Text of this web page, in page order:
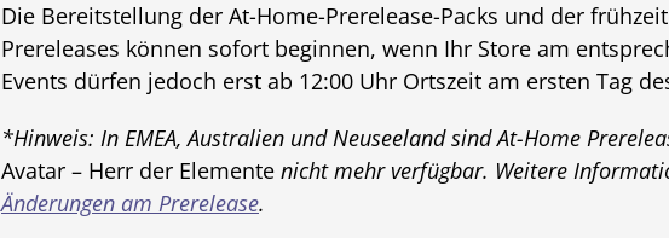
Die Bereitstellung der At-Home-Prerelease-Packs und der
Prereleases können sofort beginnen, wenn Ihr Store am
Events dürfen jedoch erst ab 12:00 Uhr Ortszeit am ersten Tag
*Hinweis: In EMEA, Australien und Neuseeland sind At-Home
Avatar – Herr der Elemente nicht mehr verfügbar. Weitere
Änderungen am Prerelease.